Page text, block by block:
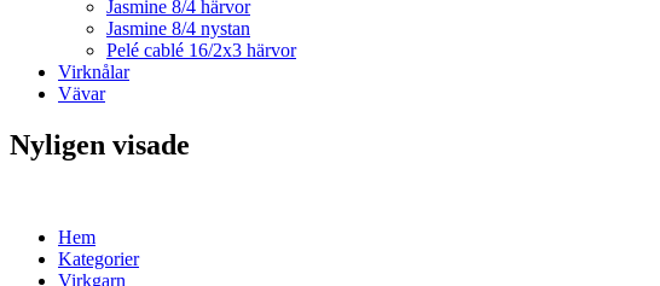
Jasmine 8/4 härvor
Jasmine 8/4 nystan
Pelé cablé 16/2x3 härvor
Virknålar
Vävar
Nyligen visade
Hem
Kategorier
Virkgarn